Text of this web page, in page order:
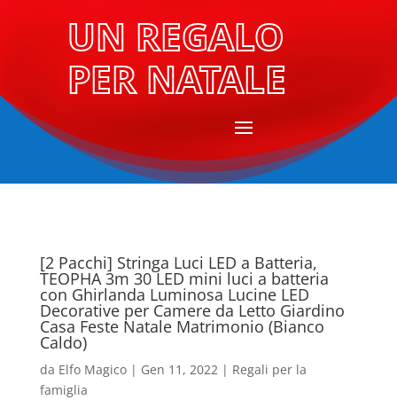
UN REGALO
PER NATALE
[2 Pacchi] Stringa Luci LED a Batteria,
TEOPHA 3m 30 LED mini luci a batteria
con Ghirlanda Luminosa Lucine LED
Decorative per Camere da Letto Giardino
Casa Feste Natale Matrimonio (Bianco
Caldo)
da Elfo Magico| Gen 11, 2022| Regali per la
famiglia